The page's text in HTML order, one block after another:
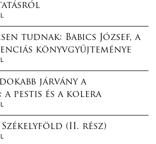
tudnak: Babics József, a
könyvgyűjteménye
járvány a
pestis és a kolera
(II. rész)